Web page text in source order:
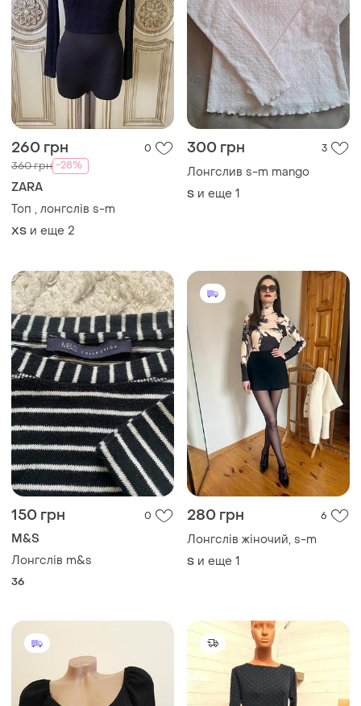
260 грн 0
360 грн -28%
ZARA
Топ , лонгслів s-m
ХS и еще 2
300 грн 3
Лонгслив s-m mango
S и еще 1
150 грн 0
M&S
Лонгслів m&s
36
280 грн 6
Лонгслів жіночий, s-m
S и еще 1